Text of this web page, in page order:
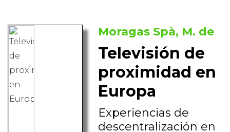
Moragas Spà, M. de
Televisión de
proximidad en
Europa
Experiencias de
descentralización en